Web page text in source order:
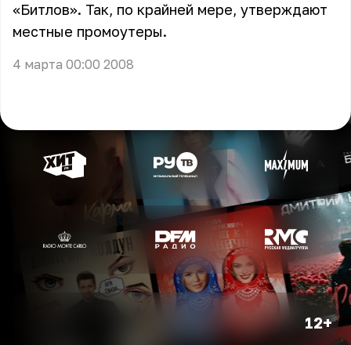
«Битлов». Так, по крайней мере, утверждают
местные промоутеры.
4 марта 00:00 2008
12+